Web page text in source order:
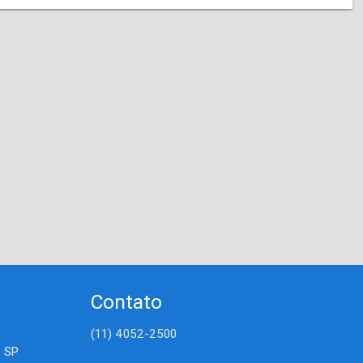
Contato
(11) 4052-2500